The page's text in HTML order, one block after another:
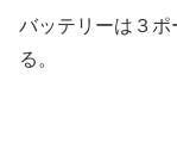
バッテリーは３
る。